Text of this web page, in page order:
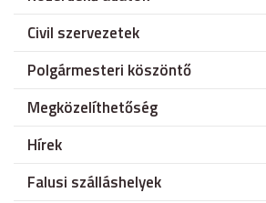
Civil szervezetek
Polgármesteri köszöntő
Megközelíthetőség
Hírek
Falusi szálláshelyek